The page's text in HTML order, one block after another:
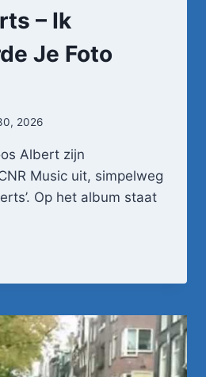
– Ik
Je Foto
2026
Albert zijn
Music uit, simpelweg
Op het album staat